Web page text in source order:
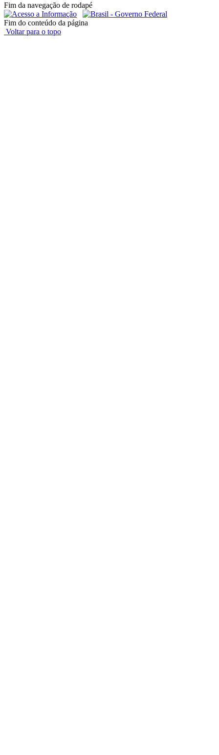
Fim da navegação de rodapé
Fim do conteúdo da página
Voltar para o topo